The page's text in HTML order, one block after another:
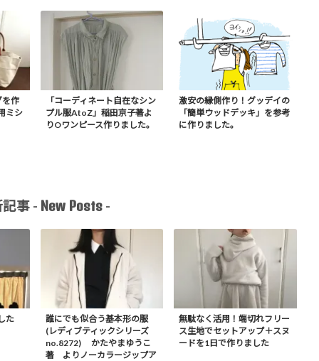
を作
ミシ
「コーディネート自在なシン
プル服AtoZ」稲田京子著よ
りOワンピース作りました。
激安の縁側作り！グッデイの
「簡単ウッドデッキ」を参考
に作りました。
事 - New Posts -
た
誰にでも似合う基本形の服
(レディブティックシリーズ
no.8272) かたやまゆうこ
著 よりノーカラージップア
無駄なく活用！端切れフリー
ス生地でセットアップ＋スヌ
ードを1日で作りました